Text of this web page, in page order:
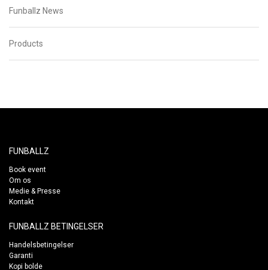
Funballz News
Products
FUNBALLZ
Book event
Om os
Medie & Presse
Kontakt
FUNBALLZ BETINGELSER
Handelsbetingelser
Garanti
Kopi bolde